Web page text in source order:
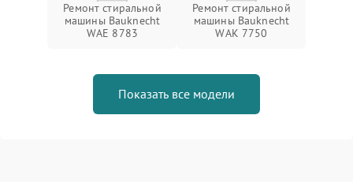
Ремонт стиральной
машины Bauknecht
WAE 8783
Ремонт стиральной
машины Bauknecht
WAK 7750
Показать все модели